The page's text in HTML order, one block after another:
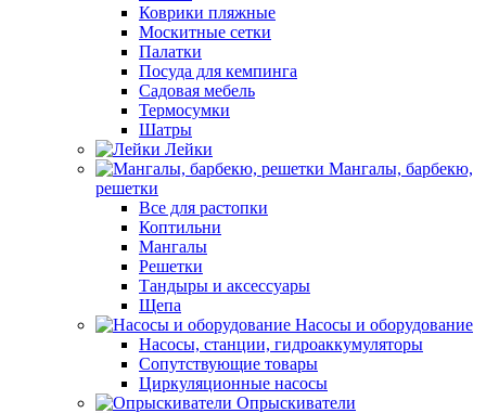
Коврики пляжные
Москитные сетки
Палатки
Посуда для кемпинга
Садовая мебель
Термосумки
Шатры
Лейки
Мангалы, барбекю,
решетки
Все для растопки
Коптильни
Мангалы
Решетки
Тандыры и аксессуары
Щепа
Насосы и оборудование
Насосы, станции, гидроаккумуляторы
Сопутствующие товары
Циркуляционные насосы
Опрыскиватели